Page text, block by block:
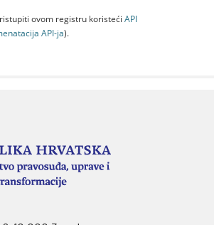
ovom registru koristeći API
API-jа).